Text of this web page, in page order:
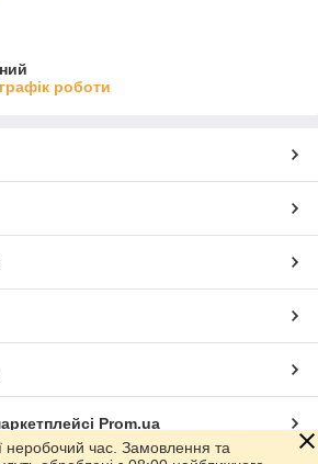
роботи
Prom.ua
неробочий час. Замовлення та